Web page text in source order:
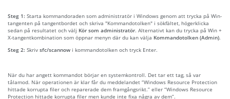
Steg 1: Starta kommandoraden som administratör i Windows genom att trycka på Win-
tangenten på tangentbordet och skriva "Kommandotolken" i sökfältet, högerklicka
sedan på resultatet och välj Kör som administratör. Alternativt kan du trycka på Win +
X-tangentkombination som öppnar menyn där du kan välja Kommandotolken (Admin).
Steg 2: Skriv sfc/scannow i kommandotolken och tryck Enter.
När du har angett kommandot börjar en systemkontroll. Det tar ett tag, så var
tålamod. När operationen är klar får du meddelandet “Windows Resource Protection
hittade korrupta filer och reparerade dem framgångsrikt.” eller “Windows Resource
Protection hittade korrupta filer men kunde inte fixa några av dem”.